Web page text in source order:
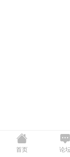
首页 论